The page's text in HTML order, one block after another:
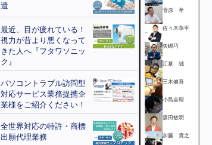
遣
最近、目が疲れている！
視力が昔より悪くなって
きた人へ『フタワソニッ
ク』
パソコントラブル訪問型
対応サービス業務提携企
業様をご紹介ください！
全世界対応の特許・商標
出願代理業務
菅原 孝
佐々木恭平
矢嶋巧
江夏 誠
三木健吾
小島圭理
森田敏明
加藤 貴之